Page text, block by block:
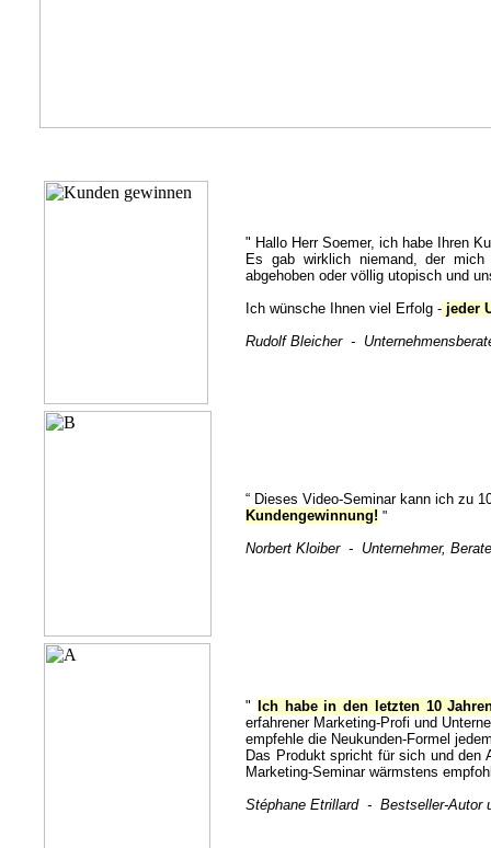
" Hallo Herr Soemer, ich habe Ihren
Es gab wirklich niemand, der
abgehoben oder völlig utopisch und
Ich wünsche Ihnen viel Erfolg - jeder
Rudolf Bleicher -
“ Dieses Video-Seminar kann ich zu
Kundengewinnung! "
Norbert Kloiber - Unternehmer,
"
Ich habe in den letzten 10
erfahrener Marketing-Profi und
empfehle die Neukunden-Formel
Das Produkt spricht für sich und den
Marketing-Seminar wärmstens
Stéphane Etrillard - Bestseller-Autor